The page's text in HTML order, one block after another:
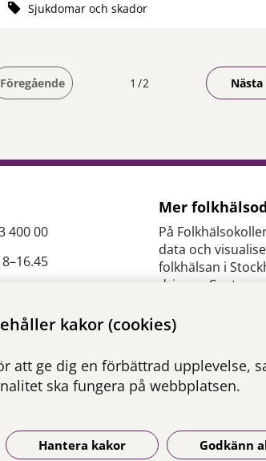
kakor (cookies)
att ge dig en förbättrad upplevelse,
ska fungera på webbplatsen.
Hantera kakor Godkänn
Sjukdomar och skador
Föregående Du är på sida
1 2 Nästa
400 00
Mer
På
data och
folkhälsan i
drivs av Centrum
samhällsmedicin
Stockholm.
Besök
folkhalsokollen.se